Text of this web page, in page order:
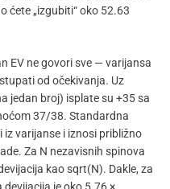
ćete „izgubiti“ oko 52.63
EV ne govori sve — varijansa
od očekivanja. Uz
jedan broj) isplate su +35 sa
37/38. Standardna
varijanse i iznosi približno
Za N nezavisnih spinova
kao sqrt(N). Dakle, za
je oko 5.76 ×